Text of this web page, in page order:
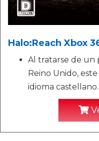
Halo:Reach Xbox
Al tratarse de
Reino Unido,
idioma castellano.